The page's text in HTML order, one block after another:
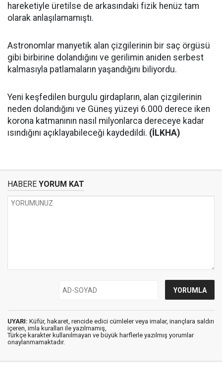
hareketiyle üretilse de arkasındaki fizik henüz tam
olarak anlaşılamamıştı.
Astronomlar manyetik alan çizgilerinin bir saç örgüsü
gibi birbirine dolandığını ve gerilimin aniden serbest
kalmasıyla patlamaların yaşandığını biliyordu.
Yeni keşfedilen burgulu girdapların, alan çizgilerinin
neden dolandığını ve Güneş yüzeyi 6.000 derece iken
korona katmanının nasıl milyonlarca dereceye kadar
ısındığını açıklayabileceği kaydedildi. (İLKHA)
HABERE YORUM KAT
UYARI: Küfür, hakaret, rencide edici cümleler veya imalar, inançlara saldırı
içeren, imla kuralları ile yazılmamış,
Türkçe karakter kullanılmayan ve büyük harflerle yazılmış yorumlar
onaylanmamaktadır.